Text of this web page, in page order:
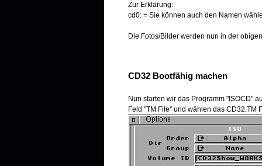
Zur Erklärung:
cd0: = Sie können auch den Namen
Die Fotos/Bilder werden nun in der
CD32 Bootfähig machen
Nun starten wir das Programm "ISOCD"
Feld "TM File" und wählen das CD32.TM